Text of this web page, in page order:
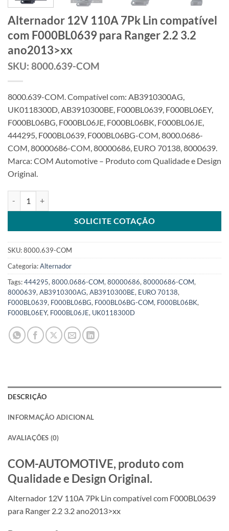
Alternador 12V 110A 7Pk Lin compatível
com F000BL0639 para Ranger 2.2 3.2
ano2013>xx
SKU: 8000.639-COM
8000.639-COM. Compatível com: AB3910300AG,
UK0118300D, AB3910300BE, F000BL0639, F000BL06EY,
F000BL06BG, F000BL06JE, F000BL06BK, F000BL06JE,
444295, F000BL0639, F000BL06BG-COM, 8000.0686-
COM, 80000686-COM, 80000686, EURO 70138, 8000639.
Marca: COM Automotive – Produto com Qualidade e Design
Original.
SOLICITE COTAÇÃO
SKU:8000.639-COM
Categoria:Alternador
Tags:444295, 8000.0686-COM, 80000686, 80000686-COM,
8000639, AB3910300AG, AB3910300BE, EURO 70138,
F000BL0639, F000BL06BG, F000BL06BG-COM, F000BL06BK,
F000BL06EY, F000BL06JE, UK0118300D
DESCRIÇÃO
INFORMAÇÃO ADICIONAL
AVALIAÇÕES (0)
COM-AUTOMOTIVE, produto com
Qualidade e Design Original.
Alternador 12V 110A 7Pk Lin compatível com F000BL0639
para Ranger 2.2 3.2 ano2013>xx